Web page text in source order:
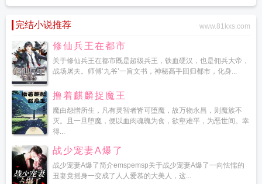
完结小说推荐 www.81kxs.com
修仙兵王在都市
关于修仙兵王在都市既是超级兵王，铁血硬汉，也是佣兵大帝，
战场屠夫。师傅‘九爷’一旨文书，神秘高手回归都市，化身...
撸着麒麟捉魔王
魔由怨憎所生，凡有灵智者皆可堕魔，故万物永昌，则魔族不
灭。且一旦堕魔，便以血肉魂魄为食，欲壑难平，为恶世间。幸
得...
战少宠妻A爆了
战少宠妻A爆了简介emspemsp关于战少宠妻A爆了一向怯懦的
丑妻竟摇身一变成了人人爱慕的大美人，这...